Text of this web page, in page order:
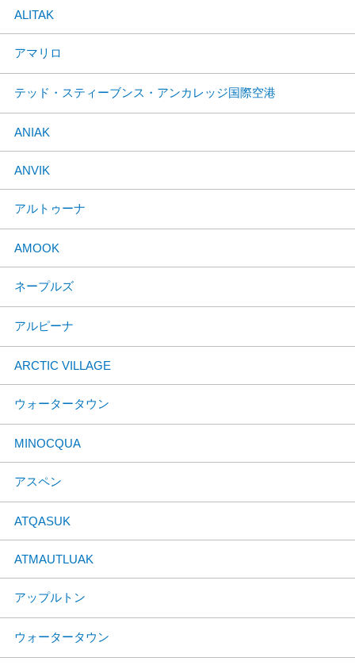
ALITAK
アマリロ
テッド・スティーブンス・アンカレッジ国際空港
ANIAK
ANVIK
アルトゥーナ
AMOOK
ネープルズ
アルピーナ
ARCTIC VILLAGE
ウォータータウン
MINOCQUA
アスペン
ATQASUK
ATMAUTLUAK
アップルトン
ウォータータウン